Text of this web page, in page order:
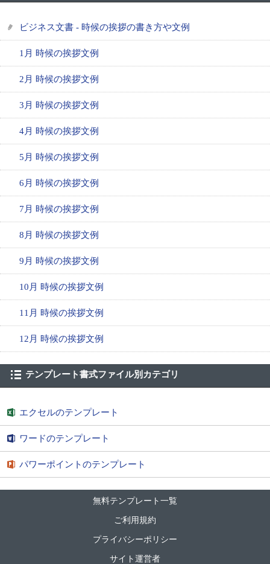
ビジネス文書 - 時候の挨拶の書き方や文例
1月 時候の挨拶文例
2月 時候の挨拶文例
3月 時候の挨拶文例
4月 時候の挨拶文例
5月 時候の挨拶文例
6月 時候の挨拶文例
7月 時候の挨拶文例
8月 時候の挨拶文例
9月 時候の挨拶文例
10月 時候の挨拶文例
11月 時候の挨拶文例
12月 時候の挨拶文例
テンプレート書式ファイル別カテゴリ
エクセルのテンプレート
ワードのテンプレート
パワーポイントのテンプレート
無料テンプレート一覧
ご利用規約
プライバシーポリシー
サイト運営者